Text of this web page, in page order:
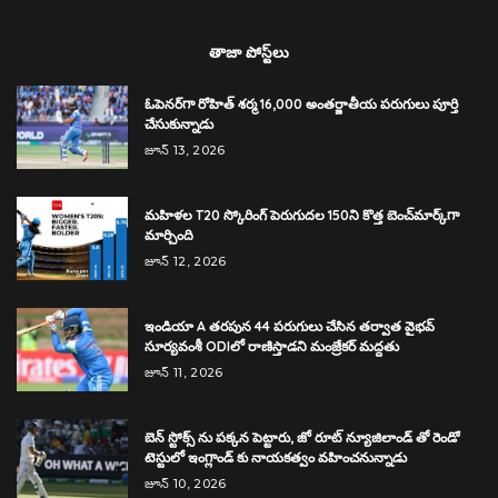
తాజా పోస్ట్‌లు
ఓపెనర్‌గా రోహిత్ శర్మ 16,000 అంతర్జాతీయ పరుగులు పూర్తి
చేసుకున్నాడు
జూన్ 13, 2026
మహిళల T20 స్కోరింగ్ పెరుగుదల 150ని కొత్త బెంచ్‌మార్క్‌గా
మార్చింది
జూన్ 12, 2026
ఇండియా A తరపున 44 పరుగులు చేసిన తర్వాత వైభవ్
సూర్యవంశీ ODIలో రాణిస్తాడని మంజ్రేకర్ మద్దతు
జూన్ 11, 2026
బెన్ స్టోక్స్ ను పక్కన పెట్టారు, జో రూట్ న్యూజిలాండ్ తో రెండో
టెస్టులో ఇంగ్లాండ్ కు నాయకత్వం వహించనున్నాడు
జూన్ 10, 2026